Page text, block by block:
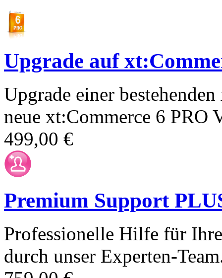
Upgrade auf
Upgrade einer
neue xt:Commerce 6 PRO
499,00 €
Premium Support
Professionelle Hilfe für
durch unser Experten-